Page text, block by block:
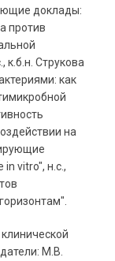
доклады:
против
к.б.н. Струкова
как
на
vitro", н.с.,
М.В.